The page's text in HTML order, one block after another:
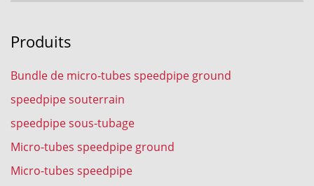
Produits
Bundle de micro-tubes speedpipe ground
speedpipe souterrain
speedpipe sous-tubage
Micro-tubes speedpipe ground
Micro-tubes speedpipe